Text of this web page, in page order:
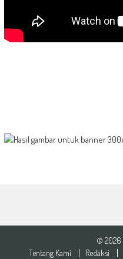
© 2026
Tentang Kami
Redaksi